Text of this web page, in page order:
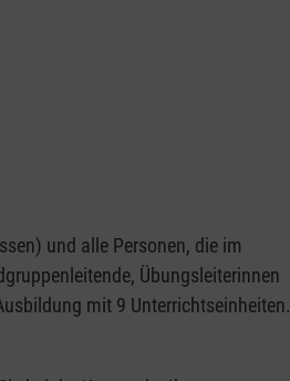
und alle Personen, die im
Übungsleiterinnen
mit 9 Unterrichtseinheiten.